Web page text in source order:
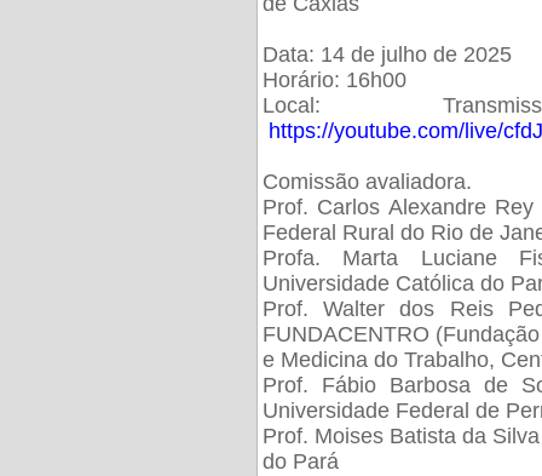
Data: 14 de julho de 2025
Horário: 16h00
Local:
https://youtube.com/live/
Comissão avaliadora.
Prof. Carlos Alexandre
Federal Rural do Rio de
Profa. Marta Luciane
Universidade Católica do
Prof. Walter dos Reis
FUNDACENTRO
e Medicina do Trabalho,
Prof. Fábio Barbosa de
Universidade Federal de
Prof. Moises Batista da
do Pará